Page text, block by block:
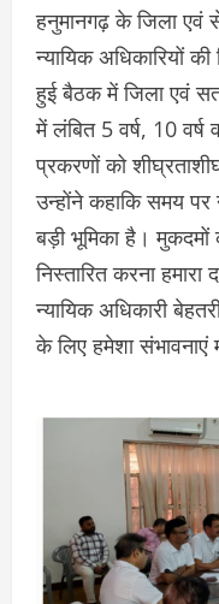
हनुमानगढ़ के जिला एवं
न्यायिक अधिकारियों
हुई बैठक में जिला एवं
में लंबित 5 वर्ष, 10
प्रकरणों को
उन्होंने कहाकि समय पर
बड़ी भूमिका है।
निस्तारित करना
न्यायिक अधिकारी
के लिए हमेशा संभावनाएं